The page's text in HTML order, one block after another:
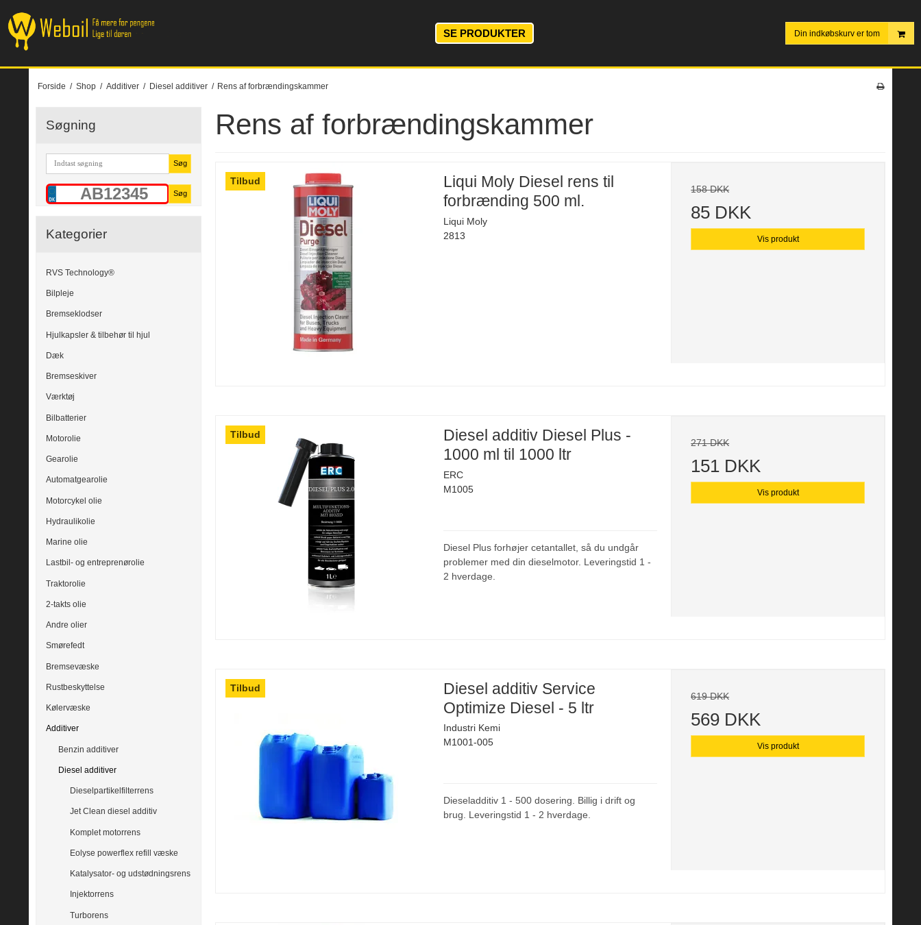
SE PRODUKTER Din indkøbskurv er tom
Forside / Shop / Additiver / Diesel additiver / Rens af forbrændingskammer
Søgning
Søg
Søg
Kategorier
RVS Technology®
Bilpleje
Bremseklodser
Hjulkapsler & tilbehør til hjul
Dæk
Bremseskiver
Værktøj
Bilbatterier
Motorolie
Gearolie
Automatgearolie
Motorcykel olie
Hydraulikolie
Marine olie
Lastbil- og entreprenørolie
Traktorolie
2-takts olie
Andre olier
Smørefedt
Bremsevæske
Rustbeskyttelse
Kølervæske
Additiver
Benzin additiver
Diesel additiver
Dieselpartikelfilterrens
Jet Clean diesel additiv
Komplet motorrens
Eolyse powerflex refill væske
Katalysator- og udstødningsrens
Injektorrens
Turborens
Rens af forbrændingskammer
Tilbud
Liqui Moly Diesel rens til
forbrænding 500 ml.
Liqui Moly
2813
158 DKK
85 DKK
Vis produkt
Tilbud
Diesel additiv Diesel Plus -
1000 ml til 1000 ltr
ERC
M1005
Diesel Plus forhøjer cetantallet, så du undgår
problemer med din dieselmotor. Leveringstid 1 -
2 hverdage.
271 DKK
151 DKK
Vis produkt
Tilbud
Diesel additiv Service
Optimize Diesel - 5 ltr
Industri Kemi
M1001-005
Dieseladditiv 1 - 500 dosering. Billig i drift og
brug. Leveringstid 1 - 2 hverdage.
619 DKK
569 DKK
Vis produkt